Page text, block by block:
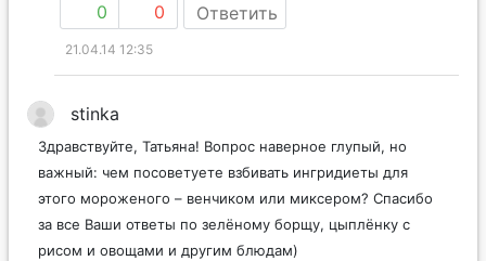
0 0 Ответить
21.04.14 12:35
stinka
Здравствуйте, Татьяна! Вопрос наверное глупый, но
важный: чем посоветуете взбивать ингридиеты для
этого мороженого – венчиком или миксером? Спасибо
за все Ваши ответы по зелёному борщу, цыплёнку с
рисом и овощами и другим блюдам)